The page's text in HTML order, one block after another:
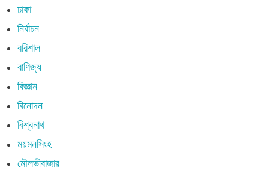
ঢাকা
নির্বাচন
বরিশাল
বাণিজ্য
বিজ্ঞান
বিনোদন
বিশ্বনাথ
ময়মনসিংহ
মৌলভীবাজার